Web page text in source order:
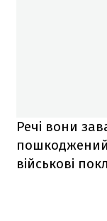
Речі вони
пошкоджений
військові